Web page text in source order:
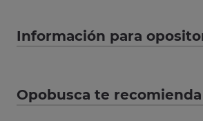
Información para
Opobusca te recomienda